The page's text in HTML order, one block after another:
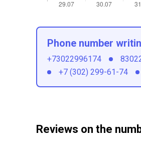
Phone number
+73022996174
+7 (302) 299-61-74
Reviews on the